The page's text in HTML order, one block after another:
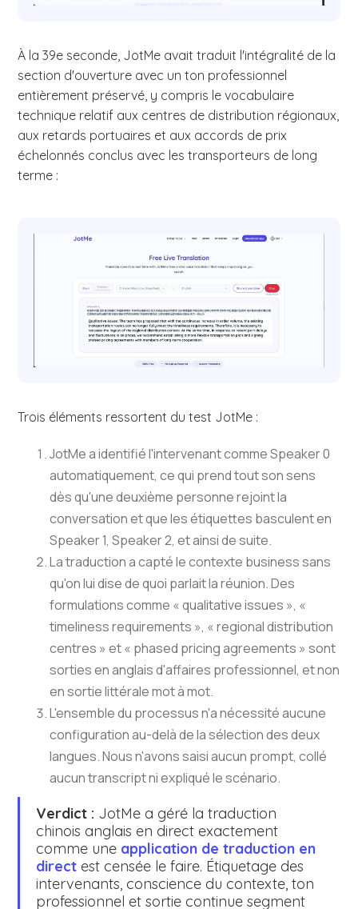
À la 39e seconde, JotMe avait traduit l'intégralité de la
section d'ouverture avec un ton professionnel
entièrement préservé, y compris le vocabulaire
technique relatif aux centres de distribution régionaux,
aux retards portuaires et aux accords de prix
échelonnés conclus avec les transporteurs de long
terme :
Trois éléments ressortent du test JotMe :
JotMe a identifié l'intervenant comme Speaker 0
automatiquement, ce qui prend tout son sens
dès qu'une deuxième personne rejoint la
conversation et que les étiquettes basculent en
Speaker 1, Speaker 2, et ainsi de suite.
La traduction a capté le contexte business sans
qu'on lui dise de quoi parlait la réunion. Des
formulations comme « qualitative issues », «
timeliness requirements », « regional distribution
centres » et « phased pricing agreements » sont
sorties en anglais d'affaires professionnel, et non
en sortie littérale mot à mot.
L'ensemble du processus n'a nécessité aucune
configuration au-delà de la sélection des deux
langues. Nous n'avons saisi aucun prompt, collé
aucun transcript ni expliqué le scénario.
Verdict : JotMe a géré la traduction
chinois anglais en direct exactement
comme une application de traduction en
direct est censée le faire. Étiquetage des
intervenants, conscience du contexte, ton
professionnel et sortie continue segment